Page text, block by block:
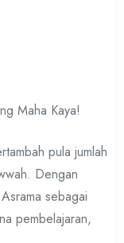
Maha Kaya!
pula jumlah
Dengan
sebagai
pembelajaran,